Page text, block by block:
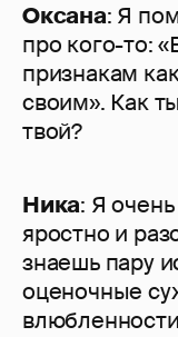
Оксана: Я
про кого-то:
признакам
своим». Как
твой?
Ника: Я
яростно и
знаешь пару
оценочные